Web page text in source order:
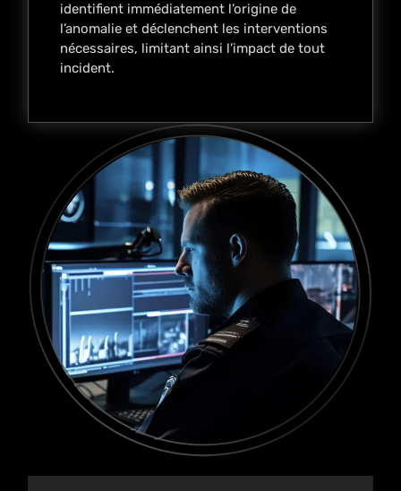
identifient immédiatement l’origine de
l’anomalie et déclenchent les interventions
nécessaires, limitant ainsi l’impact de tout
incident.